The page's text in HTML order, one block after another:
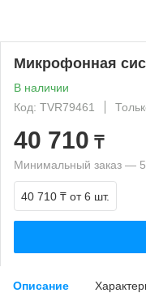
Микрофонная
В наличии
Код: TVR79461
40 710 ₸
Минимальный заказ — 5
40 710 ₸ от 6 шт.
Описание